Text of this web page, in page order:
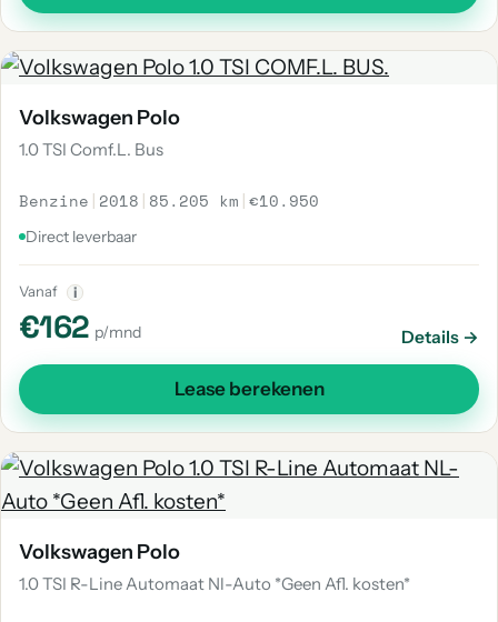
Volkswagen Polo
1.0 TSI Comf.L. Bus
Benzine | 2018 | 85.205 km |€10.950
Direct leverbaar
Vanaf i
€162 p/mnd Details →
Lease berekenen
Volkswagen Polo
1.0 TSI R-Line Automaat Nl-Auto *Geen Afl. kosten*